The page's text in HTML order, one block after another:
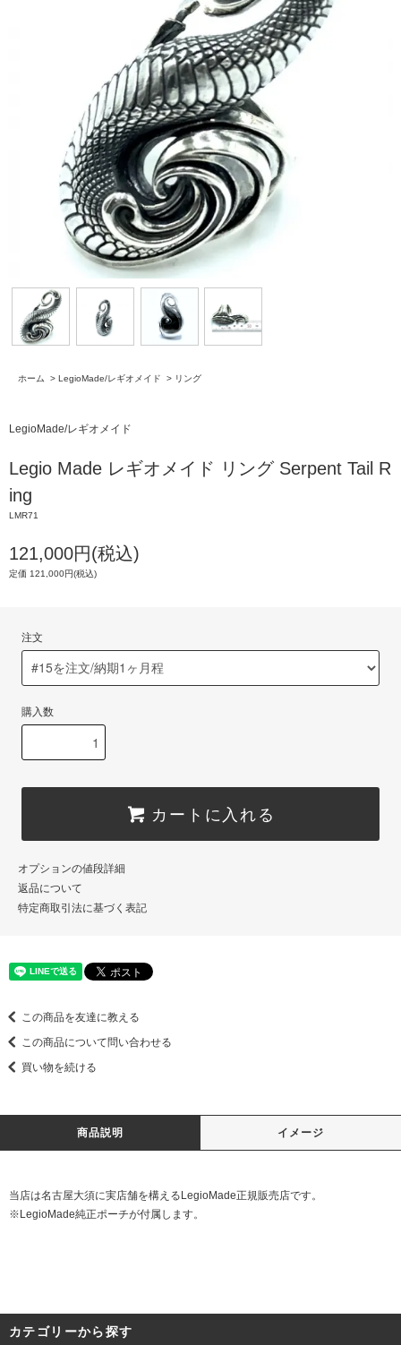
ホーム > LegioMade/レギオメイド > リング
LegioMade/レギオメイド
Legio Made レギオメイド リング Serpent Tail R
ing
LMR71
121,000円(税込)
定価 121,000円(税込)
注文
購入数
カートに入れる
オプションの値段詳細
返品について
特定商取引法に基づく表記
この商品を友達に教える
この商品について問い合わせる
買い物を続ける
商品説明 イメージ
当店は名古屋大須に実店舗を構えるLegioMade正規販売店です。
※LegioMade純正ポーチが付属します。
カテゴリーから探す